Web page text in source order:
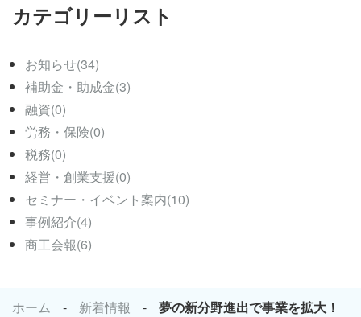
カテゴリーリスト
お知らせ(34)
補助金・助成金(3)
融資(0)
労務・保険(0)
税務(0)
経営・創業支援(0)
セミナー・イベント案内(10)
事例紹介(4)
商工会報(6)
ホーム 新着情報 夢の新分野進出で事業を拡大！